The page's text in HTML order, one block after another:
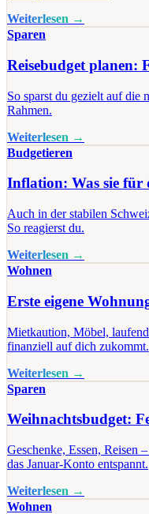
Weiterlesen →
Sparen
Reisebudget planen:
So sparst du gezielt auf die
Rahmen.
Weiterlesen →
Budgetieren
Inflation: Was sie für
Auch in der stabilen
So reagierst du.
Weiterlesen →
Wohnen
Erste eigene
Mietkaution, Möbel,
finanziell auf dich zukommt.
Weiterlesen →
Sparen
Weihnachtsbudget:
Geschenke, Essen, Reisen
das Januar-Konto entspannt.
Weiterlesen →
Wohnen